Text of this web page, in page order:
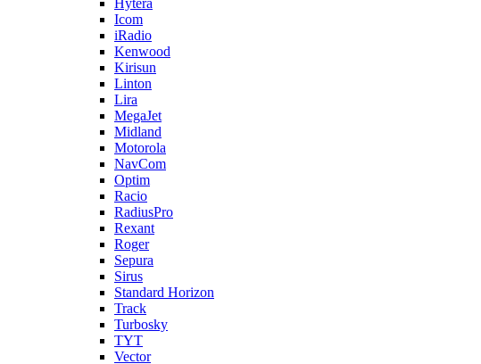
Hytera
Icom
iRadio
Kenwood
Kirisun
Linton
Lira
MegaJet
Midland
Motorola
NavCom
Optim
Racio
RadiusPro
Rexant
Roger
Sepura
Sirus
Standard Horizon
Track
Turbosky
TYT
Vector